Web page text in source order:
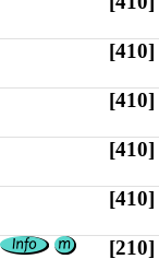
[410]
[410]
[410]
[410]
[210]